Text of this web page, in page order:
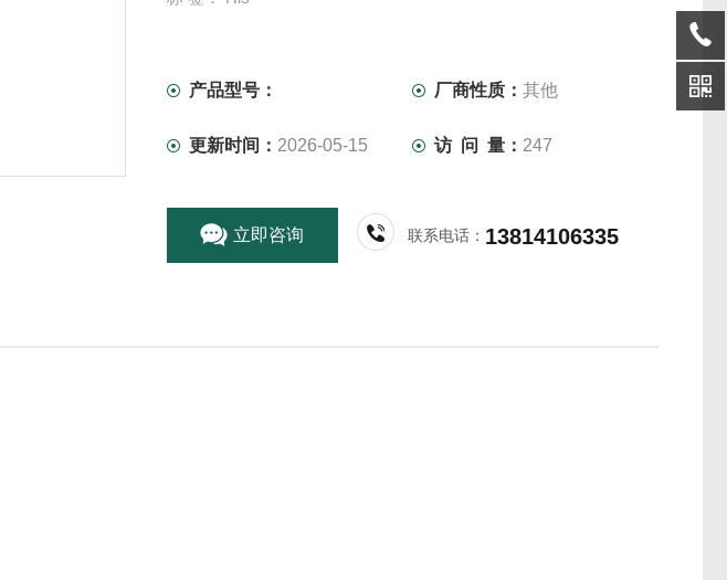
生产日期： 详见标签
产品型号： 厂商性质：其他
更新时间： 2026-05-15 访 问 量： 247
立即咨询 联系电话： 13814106335